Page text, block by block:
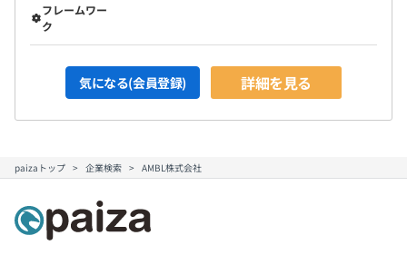
フレームワー
ク
気になる(会員登録) 詳細を見る
paizaトップ 企業検索 AMBL株式会社